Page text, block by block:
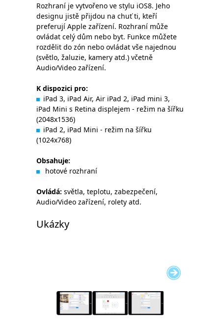
Rozhraní je vytvořeno ve stylu iOS8. Jeho
designu jistě přijdou na chuť ti, kteří
preferují Apple zařízení. Rozhraní může
ovládat celý dům nebo byt. Funkce můžete
rozdělit do zón nebo ovládat vše najednou
(světlo, žaluzie, kamery atd.) včetně
Audio/Video zařízení.
K dispozici pro:
iPad 3, iPad Air, Air iPad 2, iPad mini 3,
iPad Mini s Retina displejem - režim na šířku
(2048x1536)
iPad 2, iPad Mini - režim na šířku
(1024x768)
Obsahuje:
hotové rozhraní
Ovládá: světla, teplotu, zabezpečení,
Audio/Video zařízení, rolety atd.
Ukázky